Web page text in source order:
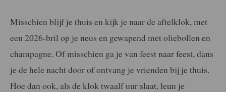
Misschien blijf je thuis en kijk je naar de aftelklok, met
een 2026-bril op je neus en gewapend met oliebollen en
champagne. Of misschien ga je van feest naar feest, dans
je de hele nacht door of ontvang je vrienden bij je thuis.
Hoe dan ook, als de klok twaalf uur slaat, leun je